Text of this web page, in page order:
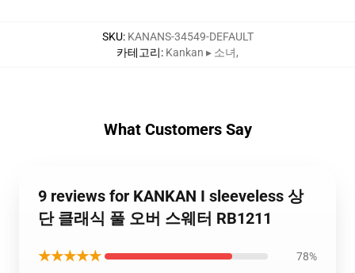
SKU: KANANS-34549-DEFAULT
카테고리: Kankan ▸ 소녀,
What Customers Say
9 reviews for KANKAN I sleeveless 상
단 클래식 풀 오버 스웨터 RB1211
★★★★★ 78%